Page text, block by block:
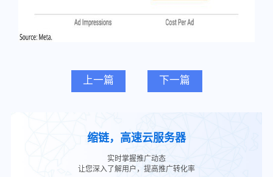
上一篇 下一篇
缩链，高速云服务器
实时掌握推广动态
让您深入了解用户，提高推广转化率